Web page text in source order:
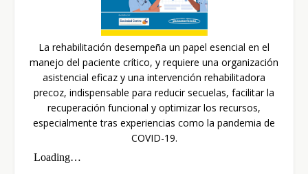
La rehabilitación desempeña un papel esencial en el
manejo del paciente crítico, y requiere una organización
asistencial eficaz y una intervención rehabilitadora
precoz, indispensable para reducir secuelas, facilitar la
recuperación funcional y optimizar los recursos,
especialmente tras experiencias como la pandemia de
COVID-19.